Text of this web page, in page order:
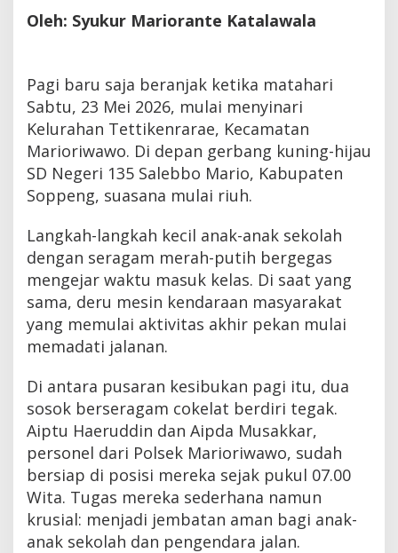
Oleh: Syukur Mariorante Katalawala
Pagi baru saja beranjak ketika matahari
Sabtu, 23 Mei 2026, mulai menyinari
Kelurahan Tettikenrarae, Kecamatan
Marioriwawo. Di depan gerbang kuning-hijau
SD Negeri 135 Salebbo Mario, Kabupaten
Soppeng, suasana mulai riuh.
Langkah-langkah kecil anak-anak sekolah
dengan seragam merah-putih bergegas
mengejar waktu masuk kelas. Di saat yang
sama, deru mesin kendaraan masyarakat
yang memulai aktivitas akhir pekan mulai
memadati jalanan.
Di antara pusaran kesibukan pagi itu, dua
sosok berseragam cokelat berdiri tegak.
Aiptu Haeruddin dan Aipda Musakkar,
personel dari Polsek Marioriwawo, sudah
bersiap di posisi mereka sejak pukul 07.00
Wita. Tugas mereka sederhana namun
krusial: menjadi jembatan aman bagi anak-
anak sekolah dan pengendara jalan.